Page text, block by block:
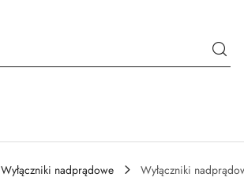
Wyłączniki nadprądowe
Wyłączniki